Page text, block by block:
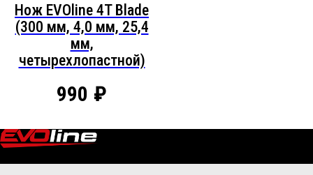
Нож EVOline 4T Blade
(300 мм, 4,0 мм, 25,4
мм,
четырехлопастной)
990 ₽